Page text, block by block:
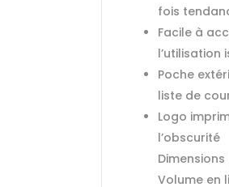
fois
Facile à
l’utilisation
Poche
liste de
Logo
l’obscurité
Dimensions
Volume en